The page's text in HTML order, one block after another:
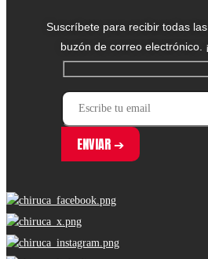
Suscríbete para recibir todas
buzón de correo electrónico.